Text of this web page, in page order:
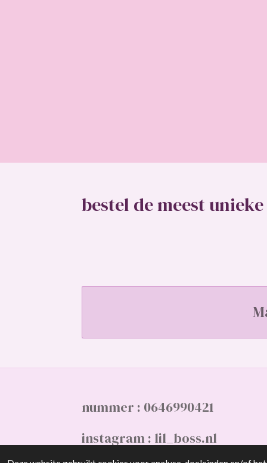
bestel de meest
nummer : 0646990421
instagram : lil_boss.nl